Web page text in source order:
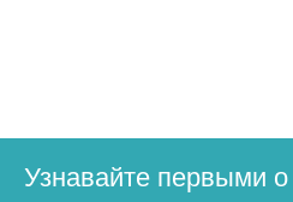
Узнавайте первыми